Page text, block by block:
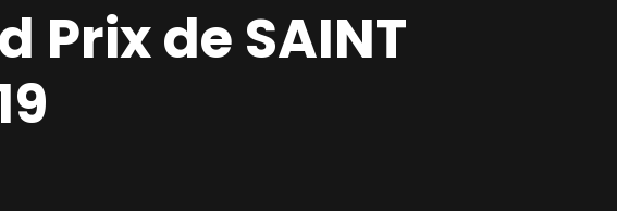
Prix de SAINT